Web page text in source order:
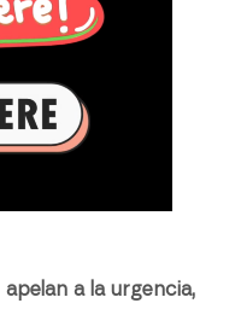
apelan a la urgencia,